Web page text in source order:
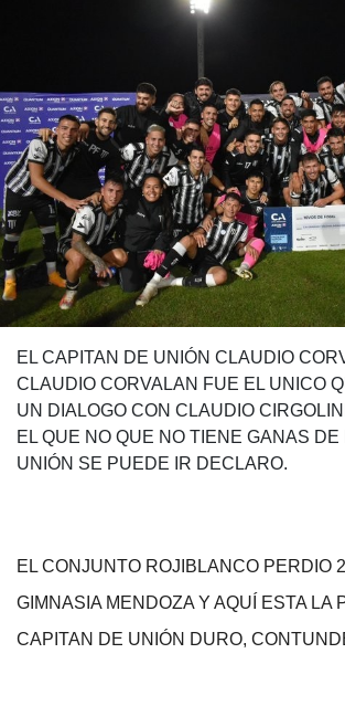
EL CAPITAN DE UNIÓN CLAUDIO
CLAUDIO CORVALAN FUE EL UNICO
UN DIALOGO CON CLAUDIO
EL QUE NO QUE NO TIENE GANAS DE
UNIÓN SE PUEDE IR DECLARO.
EL CONJUNTO ROJIBLANCO PERDIO
GIMNASIA MENDOZA Y AQUÍ ESTA LA
CAPITAN DE UNIÓN DURO,